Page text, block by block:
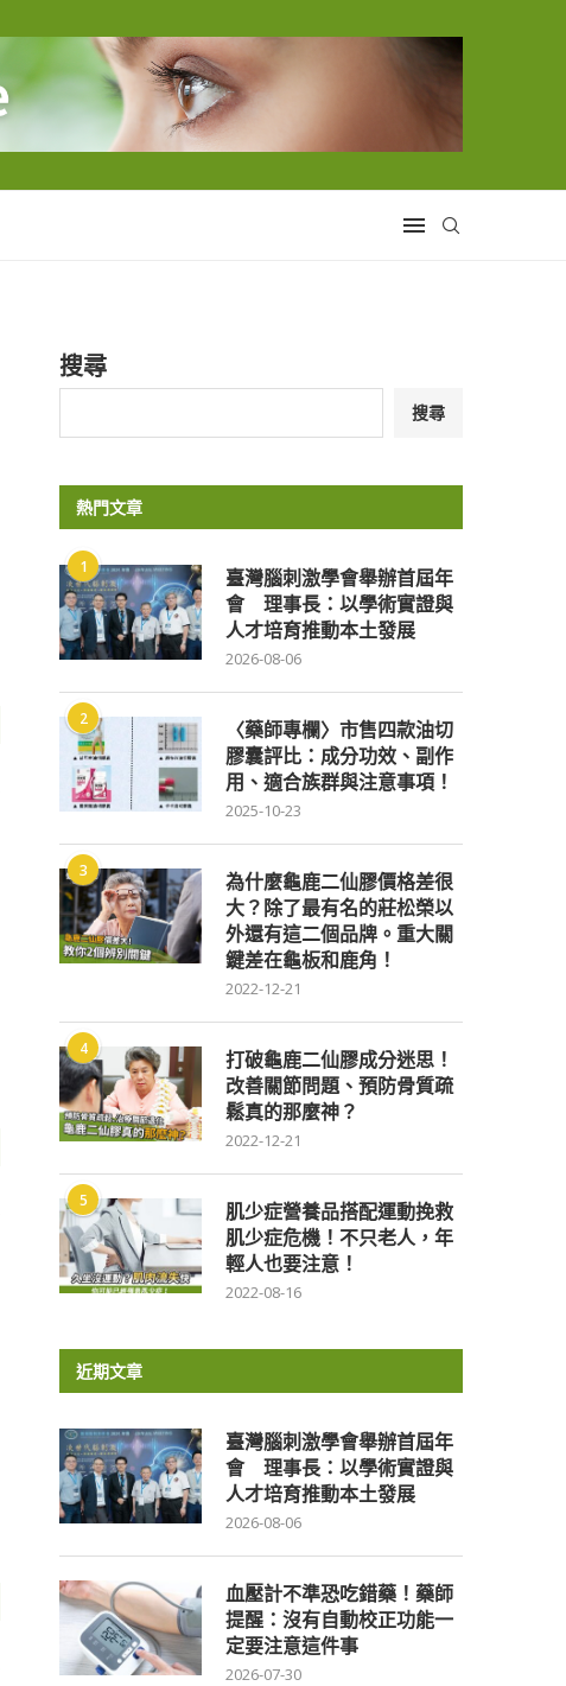
搜尋
搜尋
熱門文章
1
臺灣腦刺激學會舉辦首屆年
會 理事長：以學術實證與
人才培育推動本土發展
2026-08-06
2
〈藥師專欄〉市售四款油切
膠囊評比：成分功效、副作
用、適合族群與注意事項！
2025-10-23
3
為什麼龜鹿二仙膠價格差很
大？除了最有名的莊松榮以
外還有這二個品牌。重大關
鍵差在龜板和鹿角！
2022-12-21
4
打破龜鹿二仙膠成分迷思！
改善關節問題、預防骨質疏
鬆真的那麼神？
2022-12-21
5
肌少症營養品搭配運動挽救
肌少症危機！不只老人，年
輕人也要注意！
2022-08-16
近期文章
臺灣腦刺激學會舉辦首屆年
會 理事長：以學術實證與
人才培育推動本土發展
2026-08-06
血壓計不準恐吃錯藥！藥師
提醒：沒有自動校正功能一
定要注意這件事
2026-07-30